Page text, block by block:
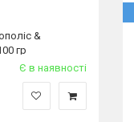
&
гр
Є в наявності